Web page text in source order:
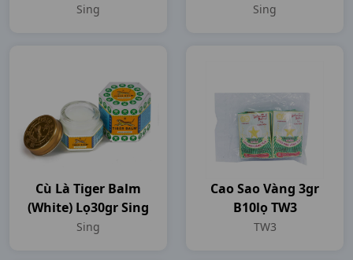
Sing Sing
Cù Là Tiger Balm
(white) Lọ30gr Sing
Sing
Cao Sao Vàng 3gr
B10lọ TW3
TW3